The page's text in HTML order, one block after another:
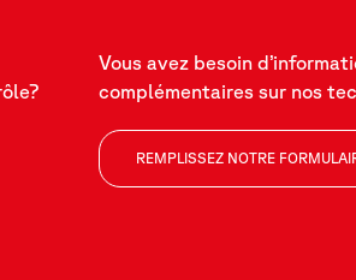
Vous avez besoin
complémentaires sur nos
REMPLISSEZ NOTRE